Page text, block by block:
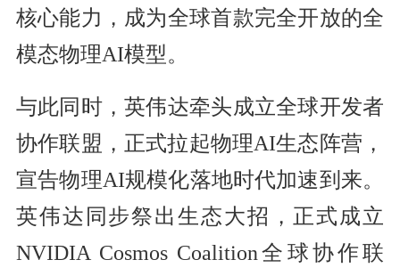
核心能力，成为全球首款完全开放的全
模态物理AI模型。
与此同时，英伟达牵头成立全球开发者
协作联盟，正式拉起物理AI生态阵营，
宣告物理AI规模化落地时代加速到来。
英伟达同步祭出生态大招，正式成立
NVIDIA Cosmos Coalition全球协作联